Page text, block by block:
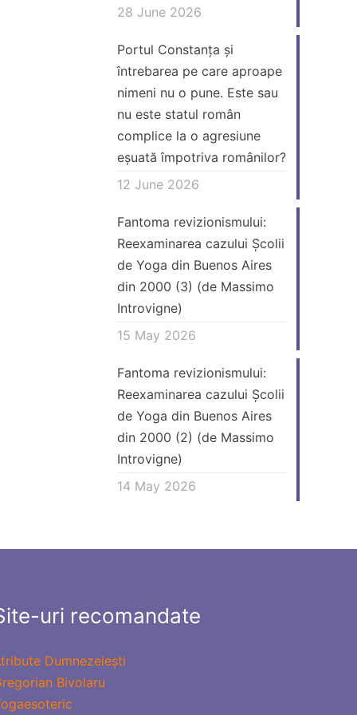
denaturat un
2. Intră în scenă
Hugues Gascan (de
Massimo Introvigne)
28 June 2026
Portul Constanța și
întrebarea pe care aproape
nimeni nu o pune. Este sau
nu este statul român
complice la o agresiune
eșuată împotriva românilor?
12 June 2026
Fantoma revizionismului:
Reexaminarea cazului Școlii
de Yoga din Buenos Aires
din 2000 (3) (de Massimo
Introvigne)
15 May 2026
Fantoma revizionismului:
Reexaminarea cazului Școlii
de Yoga din Buenos Aires
din 2000 (2) (de Massimo
Introvigne)
14 May 2026
uri recomandate
Dumnezeiești
Bivolaru